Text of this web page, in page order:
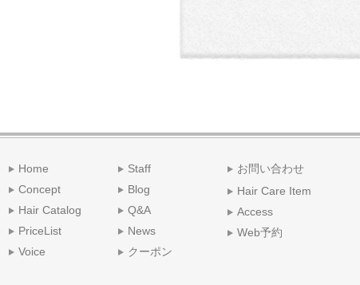
Home
Concept
Hair Catalog
PriceList
Voice
Staff
Blog
Q&A
News
クーポン
お問い合わせ
Hair Care Item
Access
Web予約